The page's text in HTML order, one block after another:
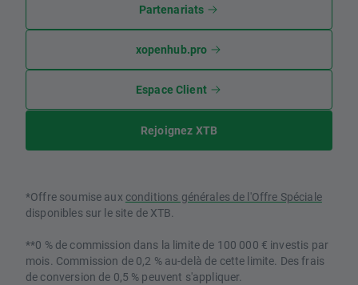
Partenariats
xopenhub.pro
Espace Client
Rejoignez XTB
*Offre soumise aux conditions générales de l'Offre Spéciale
disponibles sur le site de XTB.
**0 % de commission dans la limite de 100 000 € investis par
mois. Commission de 0,2 % au-delà de cette limite. Des frais
de conversion de 0,5 % peuvent s'appliquer.